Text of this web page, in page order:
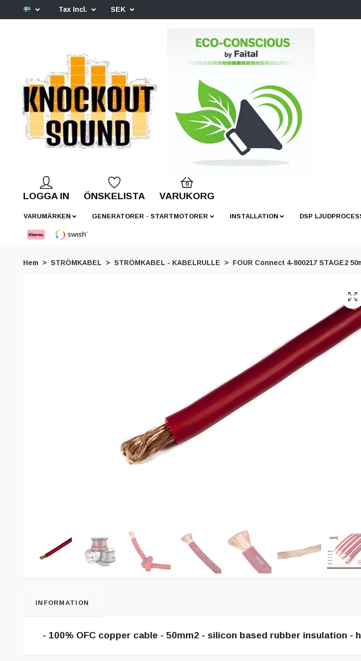
Tax Incl. SEK
LOGGA IN ÖNSKELISTA
0
VARUKORG
VARUMÄRKEN GENERATORER - STARTMOTORER INSTALLATION DSP
Hem STRÖMKABEL STRÖMKABEL - KABELRULLE FOUR Connect 4-800217 STAGE2
INFORMATION
- 100% OFC copper cable - 50mm2 - silicon based rubber insulation